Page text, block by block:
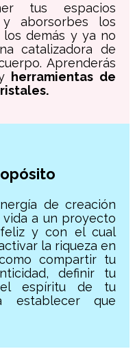
tus espacios
aborsorbes los
demás y ya no
catalizadora de
Aprenderás
herramientas de
de creación
a un proyecto
y con el cual
la riqueza en
compartir tu
definir tu
espíritu de tu
establecer que